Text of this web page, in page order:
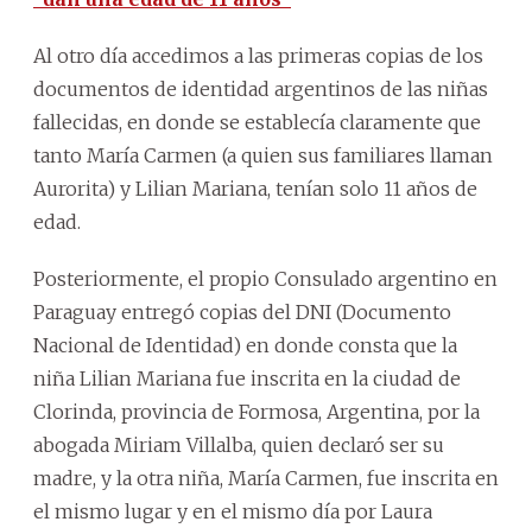
Al otro día accedimos a las primeras copias de los
documentos de identidad argentinos de las niñas
fallecidas, en donde se establecía claramente que
tanto María Carmen (a quien sus familiares llaman
Aurorita) y Lilian Mariana, tenían solo 11 años de
edad.
Posteriormente, el propio Consulado argentino en
Paraguay entregó copias del DNI (Documento
Nacional de Identidad) en donde consta que la
niña Lilian Mariana fue inscrita en la ciudad de
Clorinda, provincia de Formosa, Argentina, por la
abogada Miriam Villalba, quien declaró ser su
madre, y la otra niña, María Carmen, fue inscrita en
el mismo lugar y en el mismo día por Laura